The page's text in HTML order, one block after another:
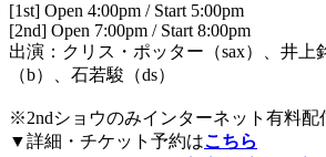
[1st] Open 4:00pm / Start 5:00pm
[2nd] Open 7:00pm / Start 8:00pm
出演：クリス・ポッター（sax）、井上
（b）、石若駿（ds）
※2ndショウのみインターネット有料配
▼詳細・チケット予約はこちら